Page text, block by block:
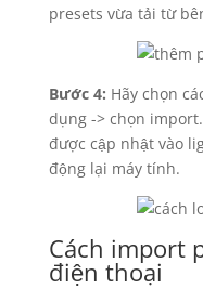
presets vừa tải từ
Bước 4: Hãy chọn
dụng -> chọn
được cập nhật vào
động lại máy tính.
Cách import
điện thoại